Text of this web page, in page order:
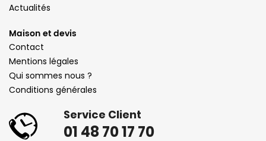
Actualités
Maison et devis
Contact
Mentions légales
Qui sommes nous ?
Conditions générales
Service Client
01 48 70 17 70